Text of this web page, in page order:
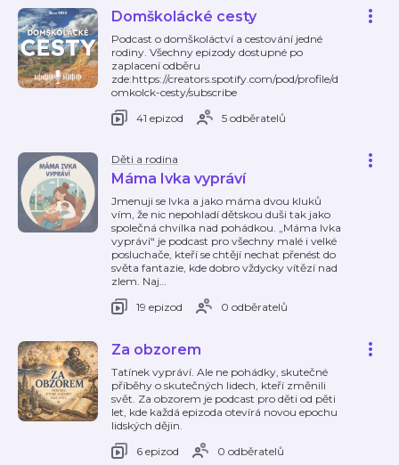
Domškolácké cesty
Podcast o domškoláctví a cestování jedné
rodiny. Všechny epizody dostupné po
zaplacení odběru
zde:https://creators.spotify.com/pod/profile/d
omkolck-cesty/subscribe
41 epizod
5 odběratelů
Děti a rodina
Máma Ivka vypráví
Jmenuji se Ivka a jako máma dvou kluků
vím, že nic nepohladí dětskou duši tak jako
společná chvilka nad pohádkou. „Máma Ivka
vypráví“ je podcast pro všechny malé i velké
posluchače, kteří se chtějí nechat přenést do
světa fantazie, kde dobro vždycky vítězí nad
zlem. Naj…
19 epizod
0 odběratelů
Za obzorem
Tatínek vypráví. Ale ne pohádky, skutečné
příběhy o skutečných lidech, kteří změnili
svět. Za obzorem je podcast pro děti od pěti
let, kde každá epizoda otevírá novou epochu
lidských dějin.
6 epizod
0 odběratelů